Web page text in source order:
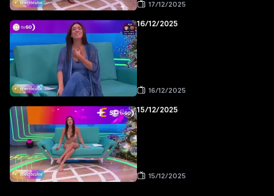
17/12/2025
16/12/2025
16/12/2025
15/12/2025
15/12/2025